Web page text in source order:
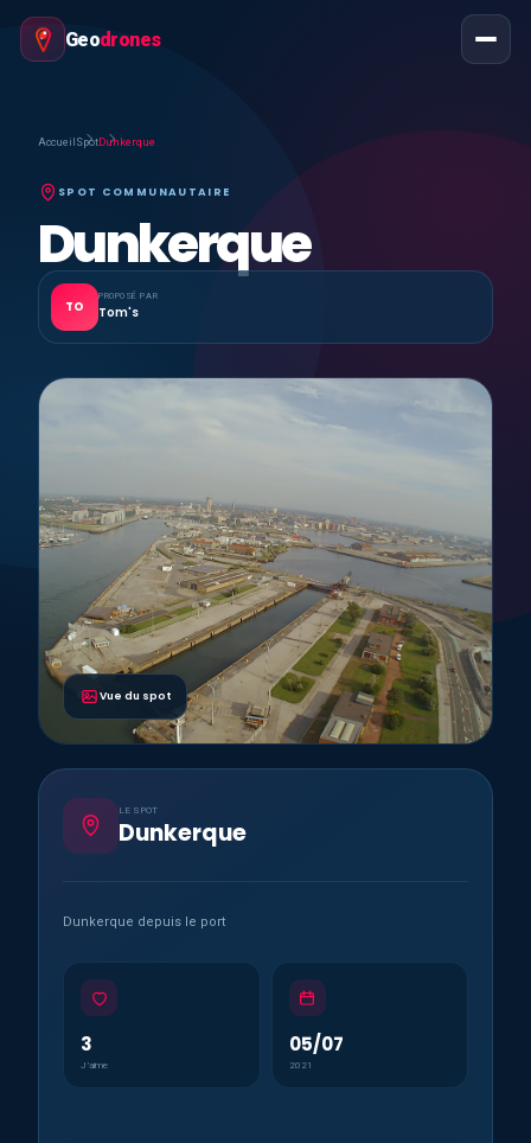
Geodrones
Accueil SpotDunkerque
SPOT COMMUNAUTAIRE
Dunkerque
TO
PROPOSÉ PAR
Tom's
Vue du spot
LE SPOT
Dunkerque
Dunkerque depuis le port
3
J’aime
05/07
2021